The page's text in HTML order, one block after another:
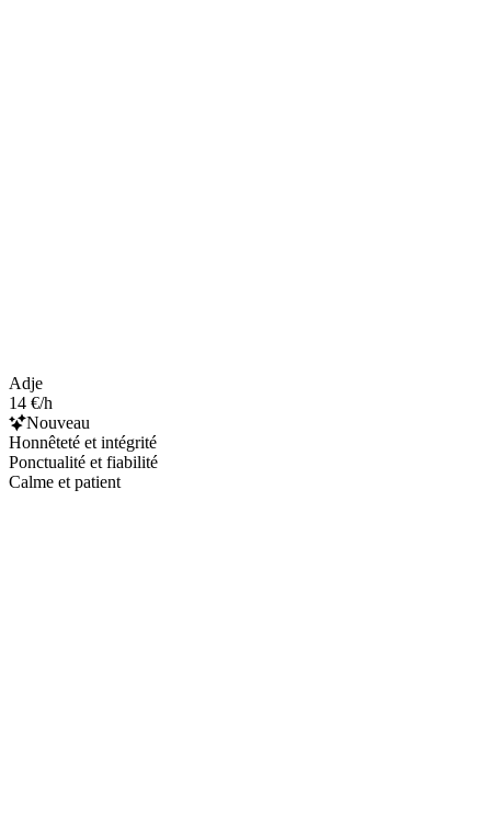
Adje
14 €/h
Nouveau
Honnêteté et intégrité
Ponctualité et fiabilité
Calme et patient